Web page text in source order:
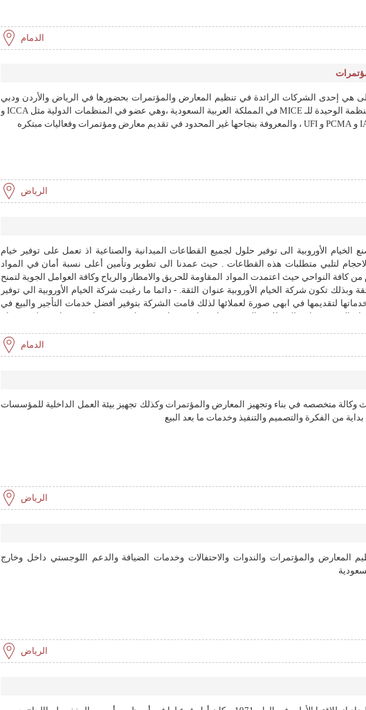
الدمام
هي إحدى الشركات الرائدة في تنظيم المعارض والمؤتمرات بحضورها في الرياض والأردن ودبي
وبلغاريا . و هي المنظمة الوحيدة للـ MICE في المملكة العربية السعودية ،وهي عضو في المنظمات الدولية مثل ICCA و
الرياض
الأوروبية الى توفير حلول لجميع القطاعات الميدانية والصناعية اذ تعمل على توفير خيام
لتلبي متطلبات هذه القطاعات . حيث عمدنا الى تطوير وتأمين أعلى نسبة أمان في المواد
من كافة النواحي حيث اعتمدت المواد المقاومة للحريق والامطار والرياح وكافة العوامل الجوية لتمنح
وبذلك تكون شركة الخيام الأوروبية عنوان الثقة. - دائما ما رغبت شركة الخيام الأوروبية الي توفير
لتقديمها في ابهى صورة لعملائها لذلك قامت الشركة بتوفير أفضل خدمات التأجير والبيع في
الاتية : (خيام ملكية للاحتفالات ). (خيام معارض تجارية). (خيام مستودعات ). (خيام منزلية) ( خيام
الفك والتركيب والنقل 2- فواصل المونيوم بنظام اكتانورم الالمانى 3- إمكانية وصول عرض الخيمة او المستودع الى
60متر بدون أعمدة داخلية مما يعطى اكبر قدر من استغلال المساحة الداخلية 4- تصميم المستودعات سواء كانت ثابتة
بمكة المكرمة سنويا تنفيذ مشاريع الامن العام بمختلف اقسامه (خيام الحج) تنفيذ خيام لجميع
من الفنادق الكبرى (هوليدي ان .موفنبك .القصيبي. النوفتيل ) تنفيذ مشاريع الهيئة الملكية بالجبيل
الدمام
وكالة متخصصه في بناء وتجهيز المعارض والمؤتمرات وكذلك تجهيز بيئة العمل الداخلية للمؤسسات
بداية من الفكرة والتصميم والتنفيذ وخدمات ما بعد البيع
الرياض
المعارض والمؤتمرات والندوات والاحتفالات وخدمات الضيافة والدعم اللوجستي داخل وخارج
الرياض